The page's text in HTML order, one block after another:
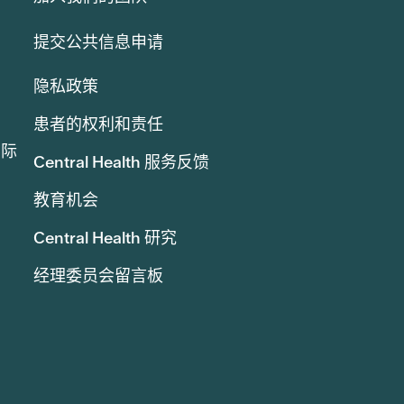
提交公共信息申请
隐私政策
患者的权利和责任
Central Health 服务反馈
教育机会
Central Health 研究
经理委员会留言板